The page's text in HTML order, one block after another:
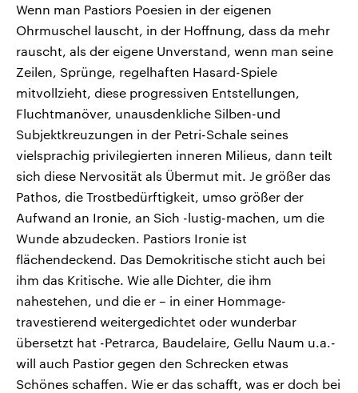
Wenn man Pastiors Poesien in der eigenen
Ohrmuschel lauscht, in der Hoffnung, dass da mehr
rauscht, als der eigene Unverstand, wenn man seine
Zeilen, Sprünge, regelhaften Hasard-Spiele
mitvollzieht, diese progressiven Entstellungen,
Fluchtmanöver, unausdenkliche Silben-und
Subjektkreuzungen in der Petri-Schale seines
vielsprachig privilegierten inneren Milieus, dann teilt
sich diese Nervosität als Übermut mit. Je größer das
Pathos, die Trostbedürftigkeit, umso größer der
Aufwand an Ironie, an Sich -lustig-machen, um die
Wunde abzudecken. Pastiors Ironie ist
flächendeckend. Das Demokritische sticht auch bei
ihm das Kritische. Wie alle Dichter, die ihm
nahestehen, und die er – in einer Hommage-
travestierend weitergedichtet oder wunderbar
übersetzt hat -Petrarca, Baudelaire, Gellu Naum u.a.-
will auch Pastior gegen den Schrecken etwas
Schönes schaffen. Wie er das schafft, was er doch bei